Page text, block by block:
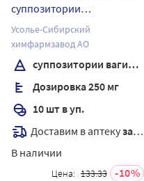
суппозитории
вагинальные
Усолье-Сибирский
химфармзавод АО
суппозитории вагинальные
Дозировка 250 мг
10 шт в уп.
Доставим в аптекузавтра
В наличии
Цена: 133.33 10